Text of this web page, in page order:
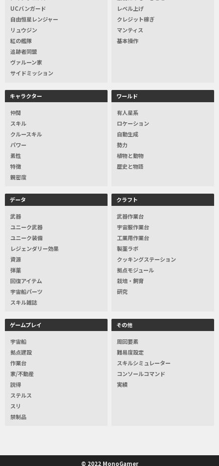
UCバンガード
自由恒星レンジャー
リュウジン
紅の艦隊
追跡者同盟
ヴァルーン家
サイドミッション
レベル上げ
クレジット稼ぎ
マンティス
基本操作
キャラクター
仲間
スキル
クルースキル
パワー
素性
特徴
親密度
ワールド
有人星系
ロケーション
自動生成
勢力
植物と動物
歴史と物語
データ
武器
ユニーク武器
ユニーク装備
レジェンダリー効果
資源
弾薬
回復アイテム
宇宙船パーツ
スキル雑誌
クラフト
武器作業台
宇宙服作業台
工業用作業台
製薬ラボ
クッキングステーション
拠点モジュール
栽培・飼育
研究
ゲームプレイ
宇宙船
拠点建設
作業台
家/不動産
説得
ステルス
スリ
禁制品
その他
周回要素
難易度設定
スキルシミュレーター
コンソールコマンド
実績
© 2022 MonoGamer